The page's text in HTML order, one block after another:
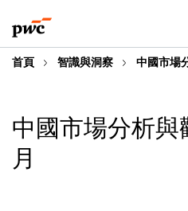
to
content
to
footer
首頁 智識與洞察 中國市場
中國市場分析與
月